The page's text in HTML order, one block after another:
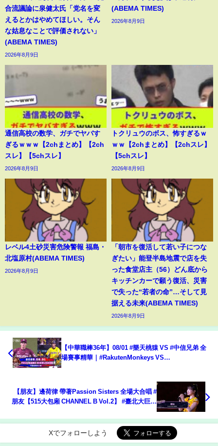
合流議論に泉健太氏「党名を変
えるとかはやめてほしい。そん
な姑息なことで評価されない」
(ABEMA TIMES)
2026年8月9日
(ABEMA TIMES)
2026年8月9日
通信高校の数学、ガチでヤバす
ぎるｗｗｗ【2chまとめ】【2ch
スレ】【5chスレ】
2026年8月9日
トクリュウのボス、怖すぎるｗ
ｗｗ【2chまとめ】【2chスレ】
【5chスレ】
2026年8月9日
レベル4土砂災害危険警報 福島・
北塩原村(ABEMA TIMES)
2026年8月9日
「朝市を復活して若い子につな
ぎたい」能登半島地震で店を失
った食堂店主（56）どん底から
キッチンカーで願う復活、災害
で失った“若者の命”…そして見
据える未来(ABEMA TIMES)
2026年8月9日
【中華職棒36年】08/01 #樂天桃猿 VS #中信兄弟 全
場賽事精華｜#RakutenMonkeys VS
【朋友】邊荷律 帶著Passion Sisters 全場大合唱 #
朋友【515大包廂 CHANNEL B Vol.2】 #臺北大巨蛋
Xでフォローしよう